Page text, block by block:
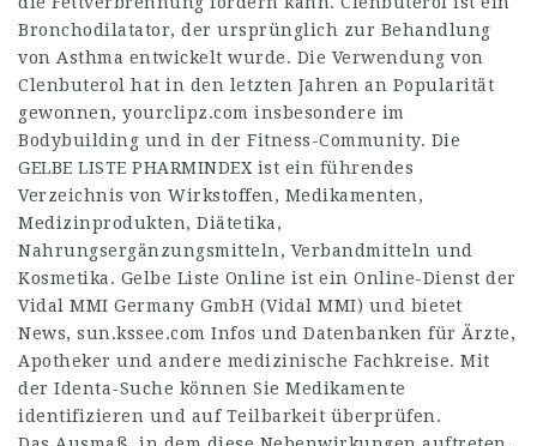
Bronchodilatator, der ursprünglich zur Behandlung
von Asthma entwickelt wurde. Die Verwendung von
Clenbuterol hat in den letzten Jahren an Popularität
gewonnen, yourclipz.com insbesondere im
Bodybuilding und in der Fitness-Community. Die
GELBE LISTE PHARMINDEX ist ein führendes
Verzeichnis von Wirkstoffen, Medikamenten,
Medizinprodukten, Diätetika,
Nahrungsergänzungsmitteln, Verbandmitteln und
Kosmetika. Gelbe Liste Online ist ein Online-Dienst der
Vidal MMI Germany GmbH (Vidal MMI) und bietet
News, sun.kssee.com Infos und Datenbanken für Ärzte,
Apotheker und andere medizinische Fachkreise. Mit
der Identa-Suche können Sie Medikamente
identifizieren und auf Teilbarkeit überprüfen.